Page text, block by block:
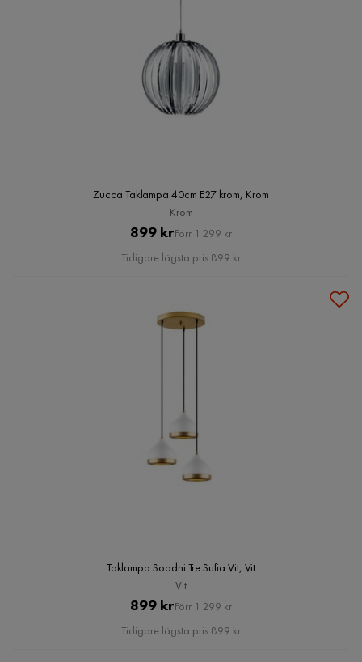
Zucca Taklampa 40cm E27 krom, Krom
Krom
Pris
899 kr Original
Pris
Förr 1 299 kr
Tidigare lägsta pris 899 kr
Taklampa Soodni Tre Sufia Vit, Vit
Vit
Pris
899 kr Original
Pris
Förr 1 299 kr
Tidigare lägsta pris 899 kr